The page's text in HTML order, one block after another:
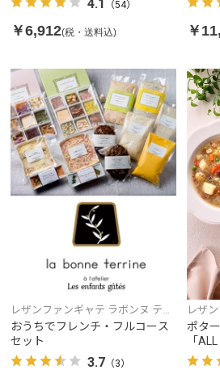
4.1 （54）
￥6,912(税・送料込) ￥
レザンファンギャテ ラボンヌ テリ
ーヌ
おうちでフレンチ・フルコース
セット
3.7 （3）
レザ
ーヌ
ポタ
「